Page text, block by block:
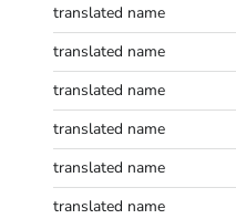
translated name
translated name
translated name
translated name
translated name
translated name